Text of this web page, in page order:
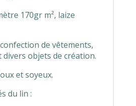
170gr m², laize
de vêtements,
objets de création.
et soyeux.
du lin :